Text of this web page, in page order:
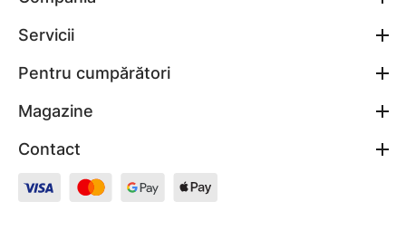
Servicii
Pentru cumpărători
Magazine
Contact